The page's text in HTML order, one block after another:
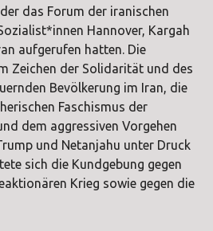
das Forum der iranischen
Hannover, Kargah
aufgerufen hatten. Die
Zeichen der Solidarität und des
Bevölkerung im Iran, die
Faschismus der
dem aggressiven Vorgehen
und Netanjahu unter Druck
sich die Kundgebung gegen
Krieg sowie gegen die